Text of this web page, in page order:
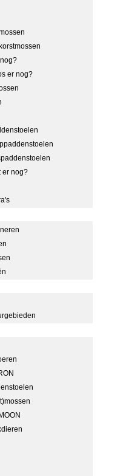
er nog?
er nog?